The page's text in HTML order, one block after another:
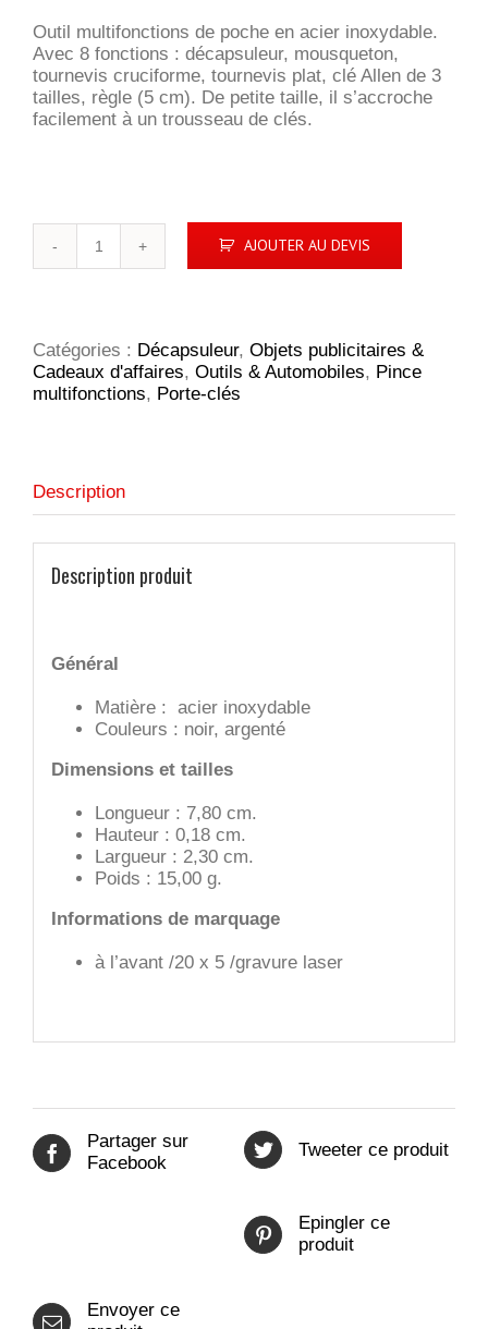
Outil multifonctions de poche en acier inoxydable.
Avec 8 fonctions : décapsuleur, mousqueton,
tournevis cruciforme, tournevis plat, clé Allen de 3
tailles, règle (5 cm). De petite taille, il s’accroche
facilement à un trousseau de clés.
AJOUTER AU DEVIS
Catégories : Décapsuleur, Objets publicitaires &
Cadeaux d'affaires, Outils & Automobiles, Pince
multifonctions, Porte-clés
Description
Description produit
Général
Matière : acier inoxydable
Couleurs : noir, argenté
Dimensions et tailles
Longueur : 7,80 cm.
Hauteur : 0,18 cm.
Largueur : 2,30 cm.
Poids : 15,00 g.
Informations de marquage
à l’avant /20 x 5 /gravure laser
Partager sur
Facebook
Tweeter ce produit
Epingler ce
produit
Envoyer ce